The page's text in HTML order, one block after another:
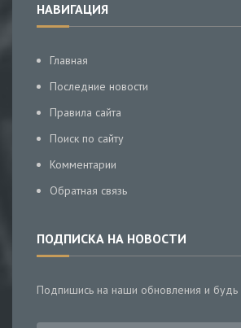
НАВИГАЦИЯ
Главная
Последние новости
Правила сайта
Поиск по сайту
Комментарии
Обратная связь
ПОДПИСКА НА НОВОСТИ
Подпишись на наши обновления и будь